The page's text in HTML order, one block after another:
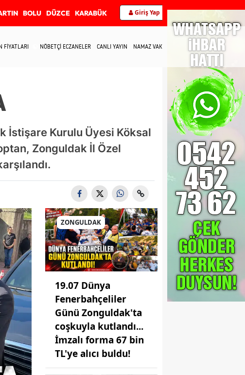
BOLU DÜZCE KARABÜK Giriş Yap
FİYATLARI NÖBETÇİ ECZANELER CANLI YAYIN NAMAZ VAKİTLERİ İLETİŞİM
İstişare Kurulu Üyesi Köksal
Zonguldak İl Özel
ZONGULDAK
19.07 Dünya
Fenerbahçeliler
Günü Zonguldak'ta
coşkuyla kutlandı...
İmzalı forma 67 bin
TL'ye alıcı buldu!